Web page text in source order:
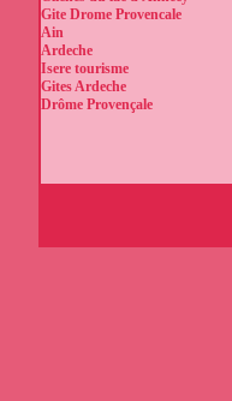
Gite Drome Provencale
Ain
Ardeche
Isere tourisme
Gites Ardeche
Drôme Provençale